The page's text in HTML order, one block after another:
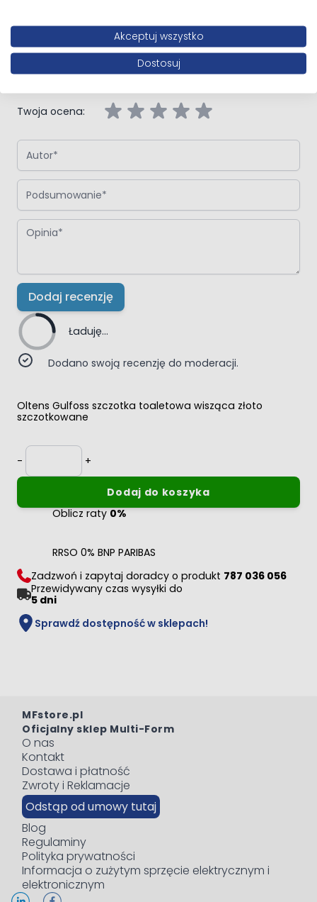
Napisz własną recenzję
Napisz opinię o produkcie:Oltens Gulfoss szczotka toaletowa
wisząca złoto szczotkowane
Twoja ocena:
Autor
Podsumowanie
Opinia
Dodaj recenzję
Ładuję...
Dodano swoją recenzję do moderacji.
Oltens Gulfoss szczotka toaletowa wisząca złoto
szczotkowane
-
Ilość
+
Dodaj do koszyka
Oblicz raty0%
RRSO 0% BNP PARIBAS
Zadzwoń i zapytaj doradcy o produkt 787 036 056
Przewidywany czas wysyłki do
5 dni
Sprawdź dostępność w sklepach!
MFstore.pl
Oficjalny sklep Multi-Form
O nas
Kontakt
Dostawa i płatność
Zwroty i Reklamacje
Odstąp od umowy tutaj
Blog
Regulaminy
Polityka prywatności
Informacja o zużytym sprzęcie elektrycznym i
elektronicznym
Akceptuj wszystko
Dostosuj